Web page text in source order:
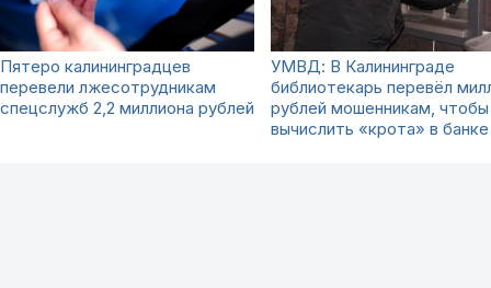
Пятеро калининградцев
перевели лжесотрудникам
спецслужб 2,2 миллиона рублей
УМВД: В Калининграде
библиотекарь перевёл
рублей мошенникам, чтобы
вычислить «крота» в банке